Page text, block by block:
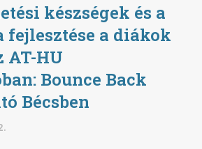
készségek és a
a diákok
AT-HU
Bounce Back
Bécsben